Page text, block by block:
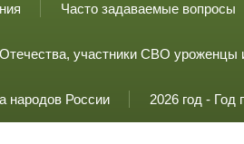
Часто задаваемые вопросы
участники СВО уроженцы
народов России 2026 год -